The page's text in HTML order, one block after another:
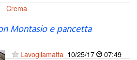
Crema
Montasio e pancetta
Lavogliamatta 10/25/17
07:49